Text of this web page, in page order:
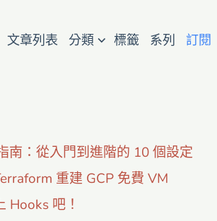
文章列表 分類 ⌵ 標籤 系列 訂閱
南：從入門到進階的 10 個設定
重建 GCP 免費 VM
Hooks 吧！